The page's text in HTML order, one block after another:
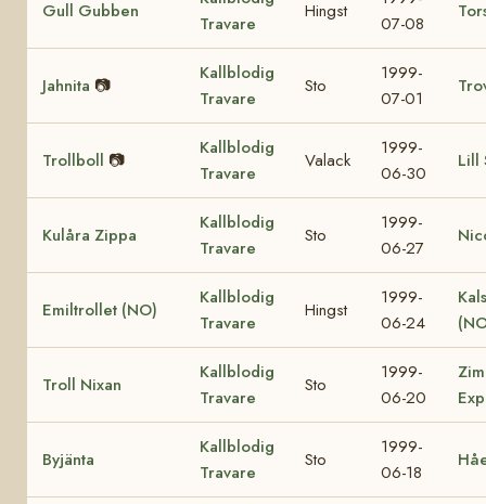
Gull Gubben
Travare
Hingst
07-08
Jahnita 📷
Kallblodig
Travare
Sto
1999-
07-01
Trollboll 📷
Kallblodig
Travare
Valack
1999-
06-30
Lill
Kulåra Zippa
Kallblodig
Travare
Sto
1999-
06-27
Emiltrollet (NO)
Kallblodig
Travare
Hingst
1999-
06-24
Troll Nixan
Kallblodig
Travare
Sto
1999-
06-20
Byjänta
Kallblodig
Travare
Sto
1999-
06-18